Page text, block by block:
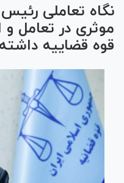
نگاه تعاملی
موثری در تعامل
قوه قضاییه